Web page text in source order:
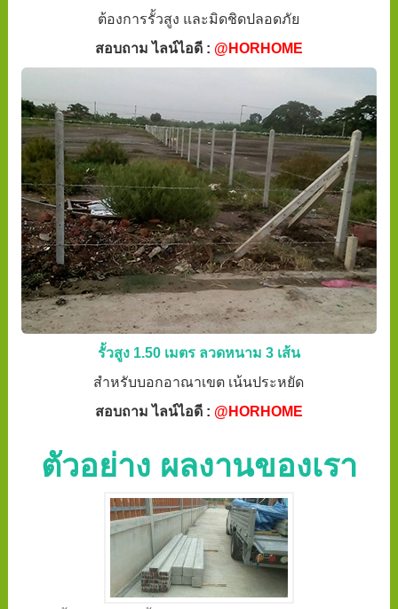
ต้องการรั้วสูง และมิดชิดปลอดภัย
สอบถาม ไลน์ไอดี : @HORHOME
รั้วสูง 1.50 เมตร ลวดหนาม 3 เส้น
สำหรับบอกอาณาเขต เน้นประหยัด
สอบถาม ไลน์ไอดี : @HORHOME
ตัวอย่าง ผลงานของเรา